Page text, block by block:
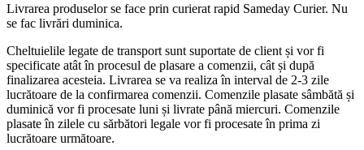
Livrarea produselor se face prin curierat rapid Sameday Curier. Nu
se fac livrări duminica.
Cheltuielile legate de transport sunt suportate de client și vor fi
specificate atât în procesul de plasare a comenzii, cât și după
finalizarea acesteia. Livrarea se va realiza în interval de 2-3 zile
lucrătoare de la confirmarea comenzii. Comenzile plasate sâmbătă și
duminică vor fi procesate luni și livrate până miercuri. Comenzile
plasate în zilele cu sărbători legale vor fi procesate în prima zi
lucrătoare următoare.